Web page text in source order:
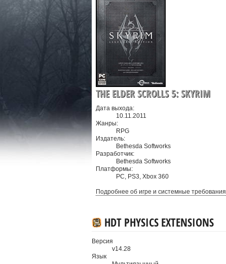
THE ELDER SCROLLS 5: SKYRIM
Дата выхода:
10.11.2011
Жанры:
RPG
Издатель:
Bethesda Softworks
Разработчик:
Bethesda Softworks
Платформы:
PC, PS3, Xbox 360
Подробнее об игре и системные требования
HDT PHYSICS EXTENSIONS
Версия
v14.28
Язык